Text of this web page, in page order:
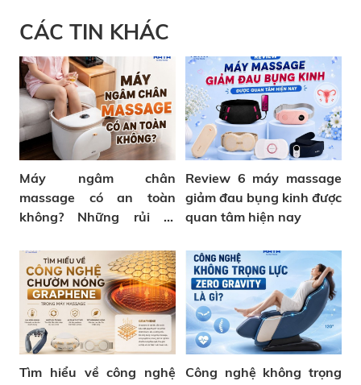
CÁC TIN KHÁC
Máy ngâm chân
massage có an toàn
không? Những rủi ro
Review 6 máy massage
giảm đau bụng kinh được
quan tâm hiện nay
Tìm hiểu về công nghệ
Công nghệ không trọng